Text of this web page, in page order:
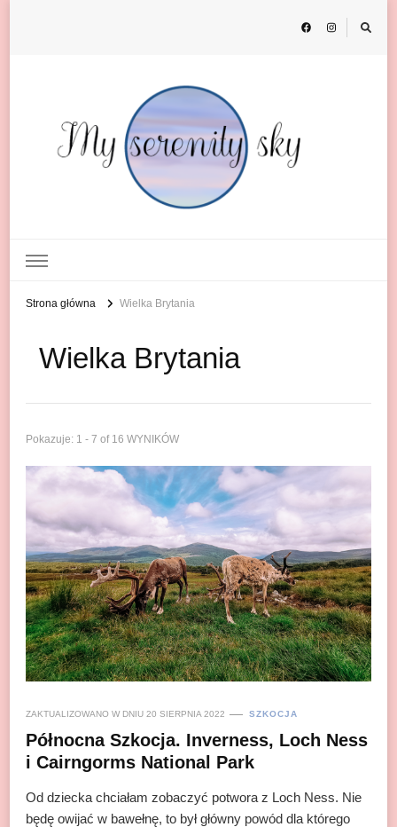
Strona główna Wielka Brytania
Wielka Brytania
Pokazuje: 1 - 7 of 16 WYNIKÓW
ZAKTUALIZOWANO W DNIU 20 SIERPNIA 2022 SZKOCJA
Północna Szkocja. Inverness, Loch Ness
i Cairngorms National Park
Od dziecka chciałam zobaczyć potwora z Loch Ness. Nie
będę owijać w bawełnę, to był główny powód dla którego